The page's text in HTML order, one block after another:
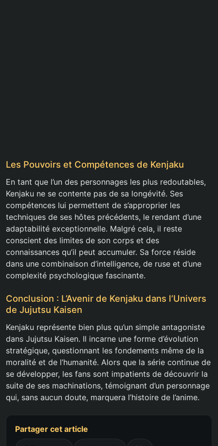
Les Pouvoirs et Compétences de Kenjaku
En tant que l’un des personnages les plus redoutables,
Kenjaku ne se contente pas de sa longévité. Ses
compétences lui permettent de s’approprier les
techniques de ses hôtes précédents, le rendant d’une
adaptabilité exceptionnelle. Malgré cela, il reste
conscient des limites de son corps et des
connaissances qu’il peut accumuler. Sa force réside
dans une combinaison d’intelligence, de ruse et d’une
complexité psychologique fascinante.
Conclusion : L’Avenir de Kenjaku dans l’Univers
de Jujutsu Kaisen
Kenjaku représente bien plus qu’un simple antagoniste
dans Jujutsu Kaisen. Il incarne une forme d’évolution
stratégique, questionnant les fondements même de la
moralité et de l’humanité. Alors que la série continue de
se développer, les fans sont impatients de découvrir la
suite de ses machinations, témoignant d’un personnage
qui, sans aucun doute, marquera l’histoire de l’anime.
Partager cet article